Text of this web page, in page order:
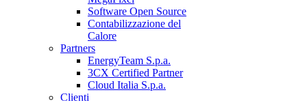
Software Open Source
Contabilizzazione del
Calore
Partners
EnergyTeam S.p.a.
3CX Certified Partner
Cloud Italia S.p.a.
Clienti